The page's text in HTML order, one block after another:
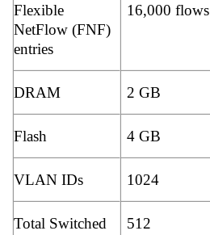
Flexible
NetFlow (FNF)
entries
16,000 flows
DRAM 2 GB
Flash 4 GB
VLAN IDs 1024
Total Switched
512